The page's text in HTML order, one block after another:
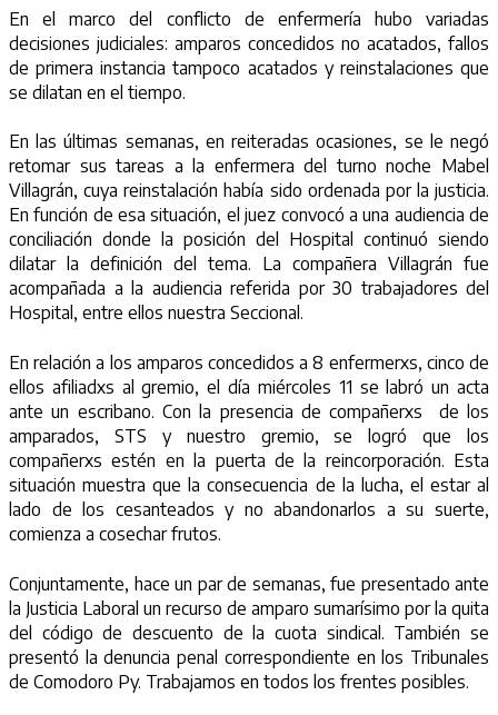
En el marco del conflicto de enfermería hubo variadas
decisiones judiciales: amparos concedidos no acatados, fallos
de primera instancia tampoco acatados y reinstalaciones que
se dilatan en el tiempo.
En las últimas semanas, en reiteradas ocasiones, se le negó
retomar sus tareas a la enfermera del turno noche Mabel
Villagrán, cuya reinstalación había sido ordenada por la justicia.
En función de esa situación, el juez convocó a una audiencia de
conciliación donde la posición del Hospital continuó siendo
dilatar la definición del tema. La compañera Villagrán fue
acompañada a la audiencia referida por 30 trabajadores del
Hospital, entre ellos nuestra Seccional.
En relación a los amparos concedidos a 8 enfermerxs, cinco de
ellos afiliadxs al gremio, el día miércoles 11 se labró un acta
ante un escribano. Con la presencia de compañerxs de los
amparados, STS y nuestro gremio, se logró que los
compañerxs estén en la puerta de la reincorporación. Esta
situación muestra que la consecuencia de la lucha, el estar al
lado de los cesanteados y no abandonarlos a su suerte,
comienza a cosechar frutos.
Conjuntamente, hace un par de semanas, fue presentado ante
la Justicia Laboral un recurso de amparo sumarísimo por la quita
del código de descuento de la cuota sindical. También se
presentó la denuncia penal correspondiente en los Tribunales
de Comodoro Py. Trabajamos en todos los frentes posibles.